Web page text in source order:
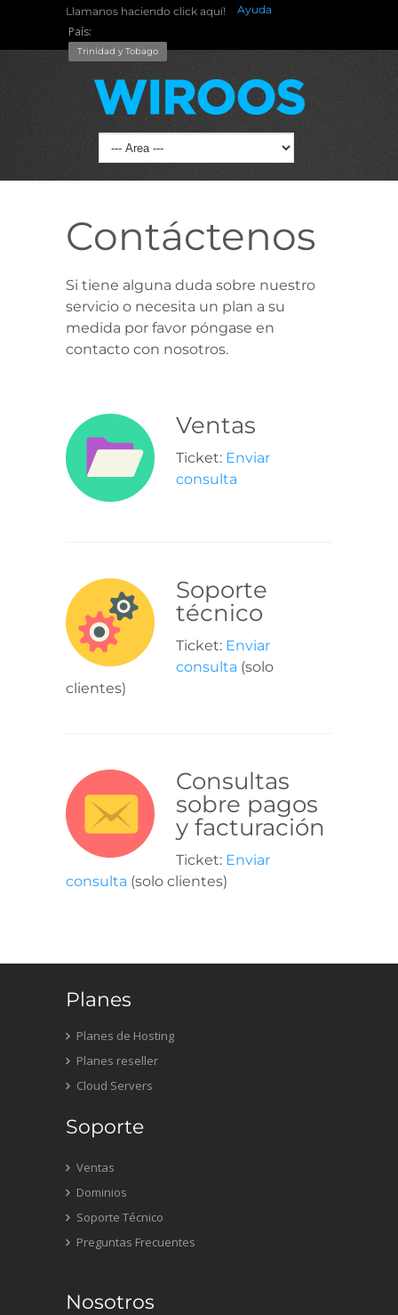
Llamanos haciendo click aquí! Ayuda
País:
Trinidad y Tobago
Contáctenos
Si tiene alguna duda sobre nuestro
servicio o necesita un plan a su
medida por favor póngase en
contacto con nosotros.
Ventas
Ticket: Enviar
consulta
Soporte
técnico
Ticket: Enviar
consulta (solo
clientes)
Consultas
sobre pagos
y facturación
Ticket: Enviar
consulta (solo clientes)
Planes
Planes de Hosting
Planes reseller
Cloud Servers
Soporte
Ventas
Dominios
Soporte Técnico
Preguntas Frecuentes
Nosotros